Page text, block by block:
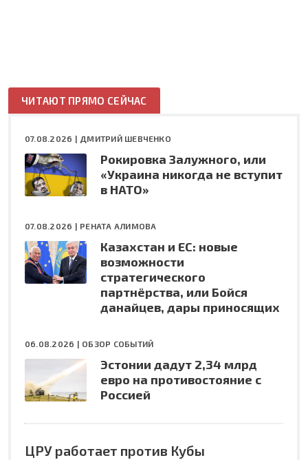
ЧИТАЮТ ПРЯМО СЕЙЧАС
07.08.2026 | ДМИТРИЙ ШЕВЧЕНКО
Рокировка Залужного, или
«Украина никогда не вступит
в НАТО»
07.08.2026 | РЕНАТА АЛИМОВА
Казахстан и ЕС: новые
возможности
стратегического
партнёрства, или Бойся
данайцев, дары приносящих
06.08.2026 | ОБЗОР СОБЫТИЙ
Эстонии дадут 2,34 млрд
евро на противостояние с
Россией
ЦРУ работает против Кубы